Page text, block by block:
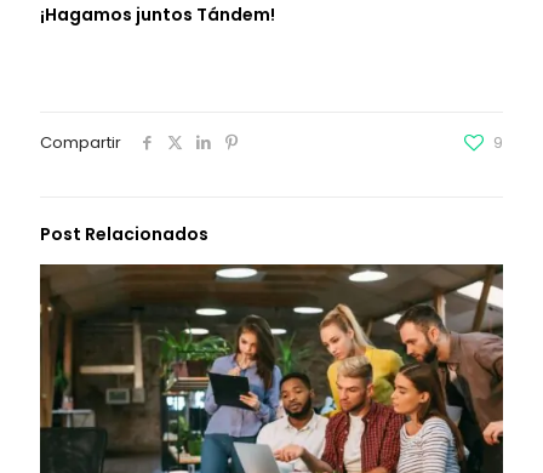
¡Hagamos juntos Tándem!
Compartir 9
Post Relacionados